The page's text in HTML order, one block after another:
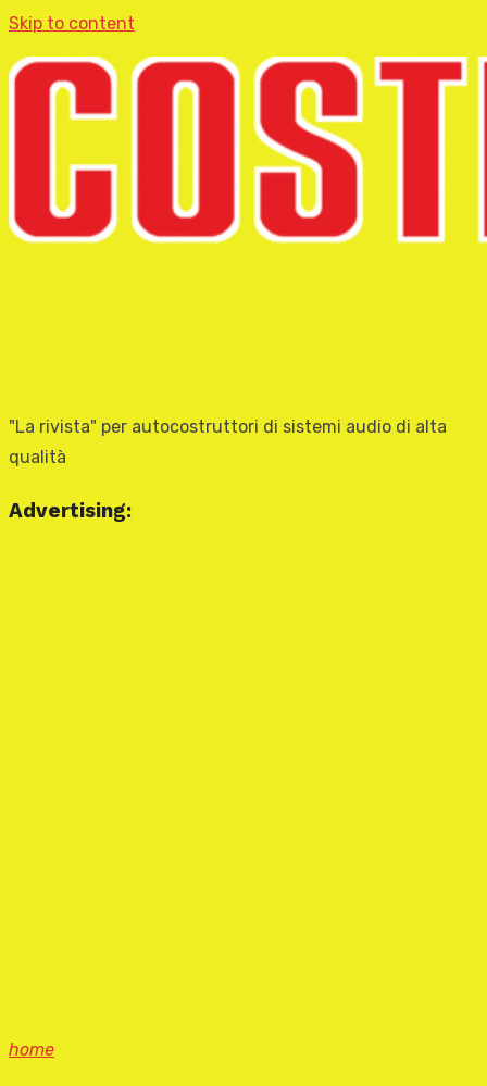
Skip to content
"La rivista" per autocostruttori di sistemi audio di alta
qualità
Advertising:
home